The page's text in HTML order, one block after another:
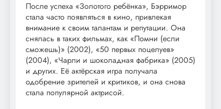
После успеха «Золотого ребёнка», Бэрримор
стала часто появляться в кино, привлекая
внимание к своим талантам и репутации. Она
снялась в таких фильмах, как «Помни (если
сможешь)» (2002), «50 первых поцелуев»
(2004), «Чарли и шоколадная фабрика» (2005)
и других. Её актёрская игра получала
одобрение зрителей и критиков, и она снова
стала популярной актрисой.